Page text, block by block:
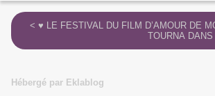
< ♥ LE FESTIVAL DU FILM D’AMOUR DE MONS ET COMMENT UN FRAMERISOIS BORAIN
TOURNA
Hébergé par Eklablog